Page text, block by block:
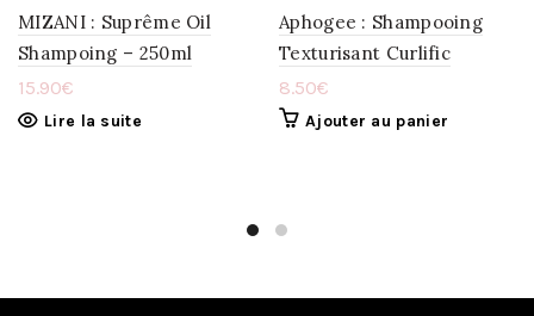
MIZANI : Suprême Oil
Shampoing – 250ml
15.90€
Lire la suite
Aphogee : Shampooing
Texturisant Curlific
8.50€
Ajouter au panier